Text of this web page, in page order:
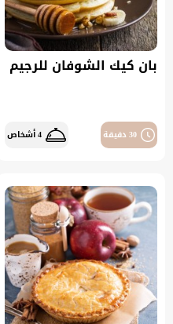
بان كيك الشوفان للرجيم
30 دقيقة 4 أشخاص